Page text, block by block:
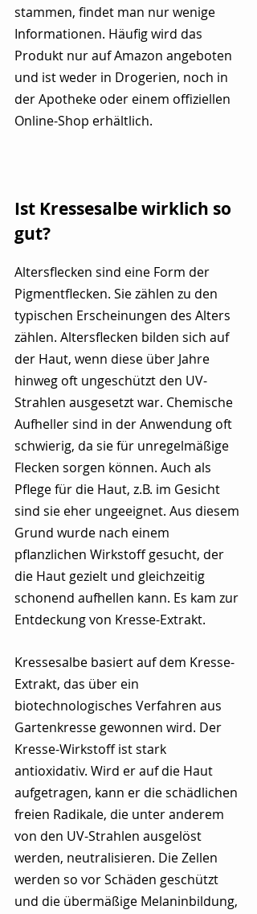
stammen, findet man nur wenige
Informationen. Häufig wird das
Produkt nur auf Amazon angeboten
und ist weder in Drogerien, noch in
der Apotheke oder einem offiziellen
Online-Shop erhältlich.
Ist Kressesalbe wirklich so
gut?
Altersflecken sind eine Form der
Pigmentflecken. Sie zählen zu den
typischen Erscheinungen des Alters
zählen. Altersflecken bilden sich auf
der Haut, wenn diese über Jahre
hinweg oft ungeschützt den UV-
Strahlen ausgesetzt war. Chemische
Aufheller sind in der Anwendung oft
schwierig, da sie für unregelmäßige
Flecken sorgen können. Auch als
Pflege für die Haut, z.B. im Gesicht
sind sie eher ungeeignet. Aus diesem
Grund wurde nach einem
pflanzlichen Wirkstoff gesucht, der
die Haut gezielt und gleichzeitig
schonend aufhellen kann. Es kam zur
Entdeckung von Kresse-Extrakt.
Kressesalbe basiert auf dem Kresse-
Extrakt, das über ein
biotechnologisches Verfahren aus
Gartenkresse gewonnen wird. Der
Kresse-Wirkstoff ist stark
antioxidativ. Wird er auf die Haut
aufgetragen, kann er die schädlichen
freien Radikale, die unter anderem
von den UV-Strahlen ausgelöst
werden, neutralisieren. Die Zellen
werden so vor Schäden geschützt
und die übermäßige Melaninbildung,